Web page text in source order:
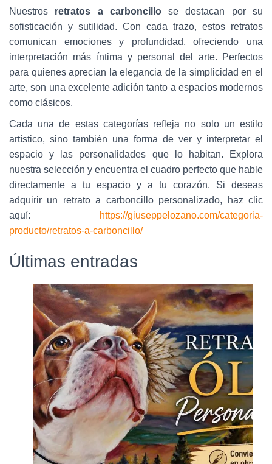
Nuestros retratos a carboncillose destacan por su
sofisticación y sutilidad. Con cada trazo, estos retratos
comunican emociones y profundidad, ofreciendo una
interpretación más íntima y personal del arte. Perfectos
para quienes aprecian la elegancia de la simplicidad en el
arte, son una excelente adición tanto a espacios modernos
como clásicos.
Cada una de estas categorías refleja no solo un estilo
artístico, sino también una forma de ver y interpretar el
espacio y las personalidades que lo habitan. Explora
nuestra selección y encuentra el cuadro perfecto que hable
directamente a tu espacio y a tu corazón. Si deseas
adquirir un retrato a carboncillo personalizado, haz clic
aquí:
https://giuseppelozano.com/categoria-
producto/retratos-a-carboncillo/
Últimas entradas